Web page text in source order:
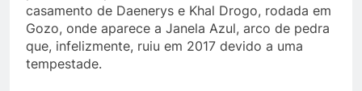
casamento de Daenerys e Khal Drogo, rodada em
Gozo, onde aparece a Janela Azul, arco de pedra
que, infelizmente, ruiu em 2017 devido a uma
tempestade.